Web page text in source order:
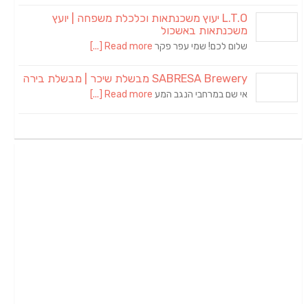
L.T.O יעוץ משכנתאות וכלכלת משפחה | יועץ
משכנתאות באשכול
שלום לכם! שמי עפר פקר Read more [...]
SABRESA Brewery מבשלת שיכר | מבשלת בירה
אי שם במרחבי הנגב המע Read more [...]